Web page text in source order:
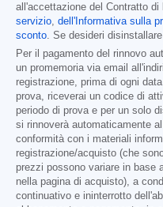
all'accettazione del Contratto di
servizio, dell'Informativa sulla
sconto. Se desideri
Per il pagamento del rinnovo
un promemoria via email
registrazione, prima di ogni
prova, riceverai un codice di
periodo di prova e per un solo
si rinnoverà automaticamente
conformità con i materiali
registrazione/acquisto (che
prezzi possono variare in base
nella pagina di acquisto), a
continuativo e ininterrotto